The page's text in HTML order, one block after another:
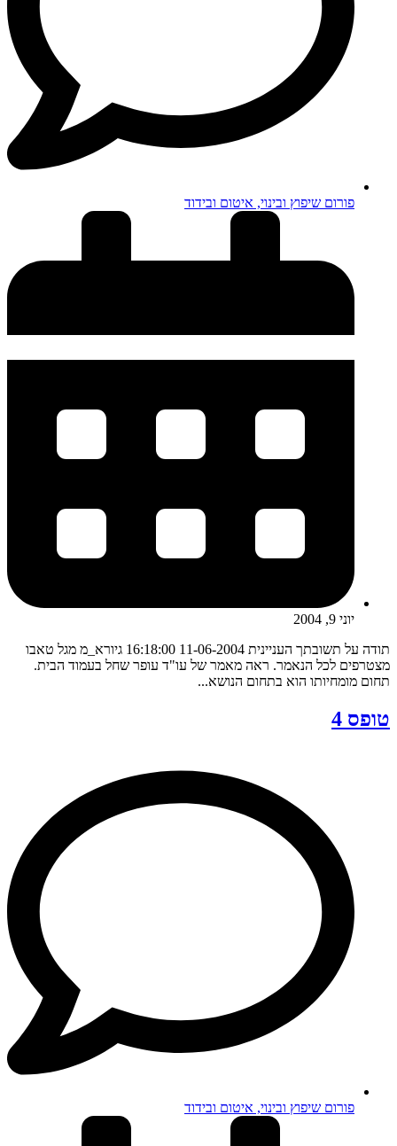
פורום שיפוץ ובינוי, איטום ובידוד
יוני 9, 2004
תודה על תשובתך העניינית 11-06-2004 16:18:00 גיורא_מ מגל טאבו
מצטרפים לכל הנאמר. ראה מאמר של עו"ד עופר שחל בעמוד הבית.
תחום מומחיותו הוא בתחום הנושא...
טופס 4
פורום שיפוץ ובינוי, איטום ובידוד